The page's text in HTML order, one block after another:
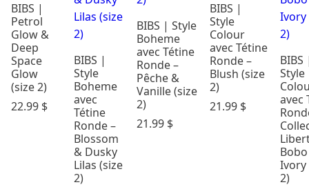
Éveil & Jeux
Maternité
Mode
enfants
Parents &
maison
Repas
BIBS |
Petrol
Glow &
Deep
Space
Glow
(size 2)
22.99 $
BIBS |
Style
Boheme
avec
Tétine
Ronde –
Blossom
& Dusky
Lilas (size
2)
BIBS | Style
Boheme
avec Tétine
Ronde –
Pêche &
Vanille (size
2)
21.99 $
BIBS |
Style
Colour
avec Tétine
Ronde –
Blush (size
2)
21.99 $
BIBS
Style
avec
Ivory
2)